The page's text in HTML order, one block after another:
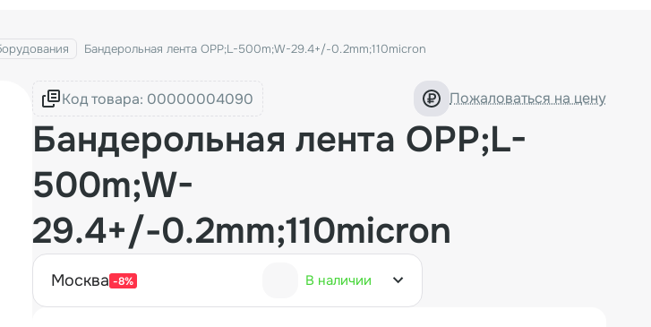
Бандерольная лента OPP;L-500m;W-29.4+/-0.2mm;110micron
Код товара: Пожаловаться на цену
Бандерольная лента OPP;L-
500m;W-
29.4+/-0.2mm;110micron
москва -8% В наличии